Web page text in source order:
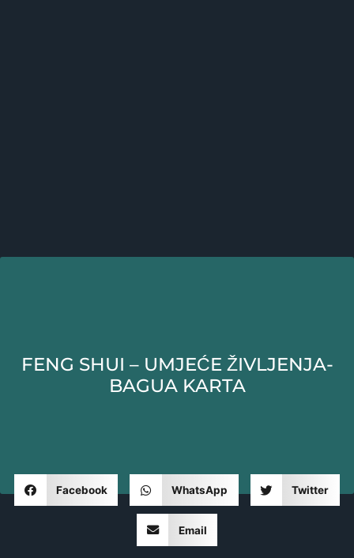
FENG SHUI – UMJEĆE ŽIVLJENJA-
BAGUA KARTA
Facebook WhatsApp Twitter
Email